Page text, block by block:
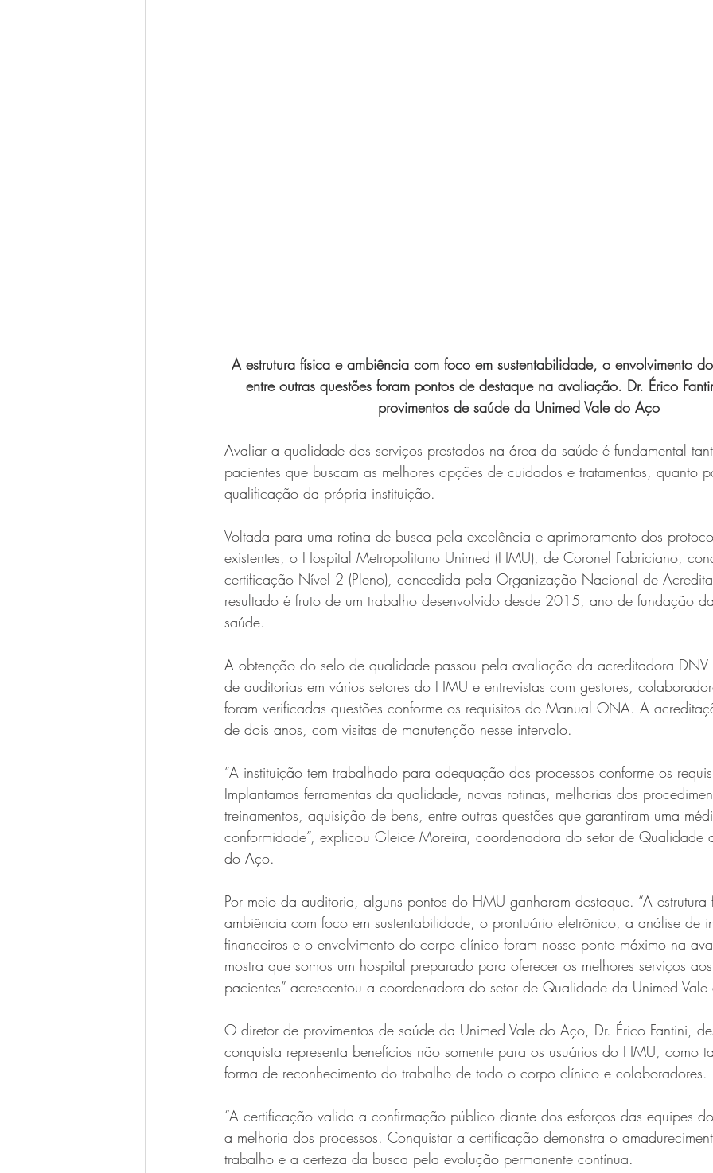
A estrutura física e ambiência com foco em sustentabilidade, o envolvimento
entre outras questões foram pontos de destaque na avaliação. Dr. Érico
provimentos de saúde da Unimed Vale do Aço
Avaliar a qualidade dos serviços prestados na área da saúde é fundamental
pacientes que buscam as melhores opções de cuidados e tratamentos, quanto
qualificação da própria instituição.
Voltada para uma rotina de busca pela excelência e aprimoramento dos
existentes, o Hospital Metropolitano Unimed (HMU), de Coronel Fabriciano,
certificação Nível 2 (Pleno), concedida pela Organização Nacional de
resultado é fruto de um trabalho desenvolvido desde 2015, ano de fundação
saúde.
A obtenção do selo de qualidade passou pela avaliação da acreditadora
de auditorias em vários setores do HMU e entrevistas com gestores,
foram verificadas questões conforme os requisitos do Manual ONA. A
de dois anos, com visitas de manutenção nesse intervalo.
“A instituição tem trabalhado para adequação dos processos conforme os
Implantamos ferramentas da qualidade, novas rotinas, melhorias dos
treinamentos, aquisição de bens, entre outras questões que garantiram uma
conformidade”, explicou Gleice Moreira, coordenadora do setor de Qualidade
do Aço.
Por meio da auditoria, alguns pontos do HMU ganharam destaque. “A
ambiência com foco em sustentabilidade, o prontuário eletrônico, a análise de
financeiros e o envolvimento do corpo clínico foram nosso ponto máximo na
mostra que somos um hospital preparado para oferecer os melhores serviços
pacientes” acrescentou a coordenadora do setor de Qualidade da Unimed
O diretor de provimentos de saúde da Unimed Vale do Aço, Dr. Érico Fantini,
conquista representa benefícios não somente para os usuários do HMU, como
forma de reconhecimento do trabalho de todo o corpo clínico e colaboradores.
“A certificação valida a confirmação público diante dos esforços das equipes
a melhoria dos processos. Conquistar a certificação demonstra o
trabalho e a certeza da busca pela evolução permanente contínua.